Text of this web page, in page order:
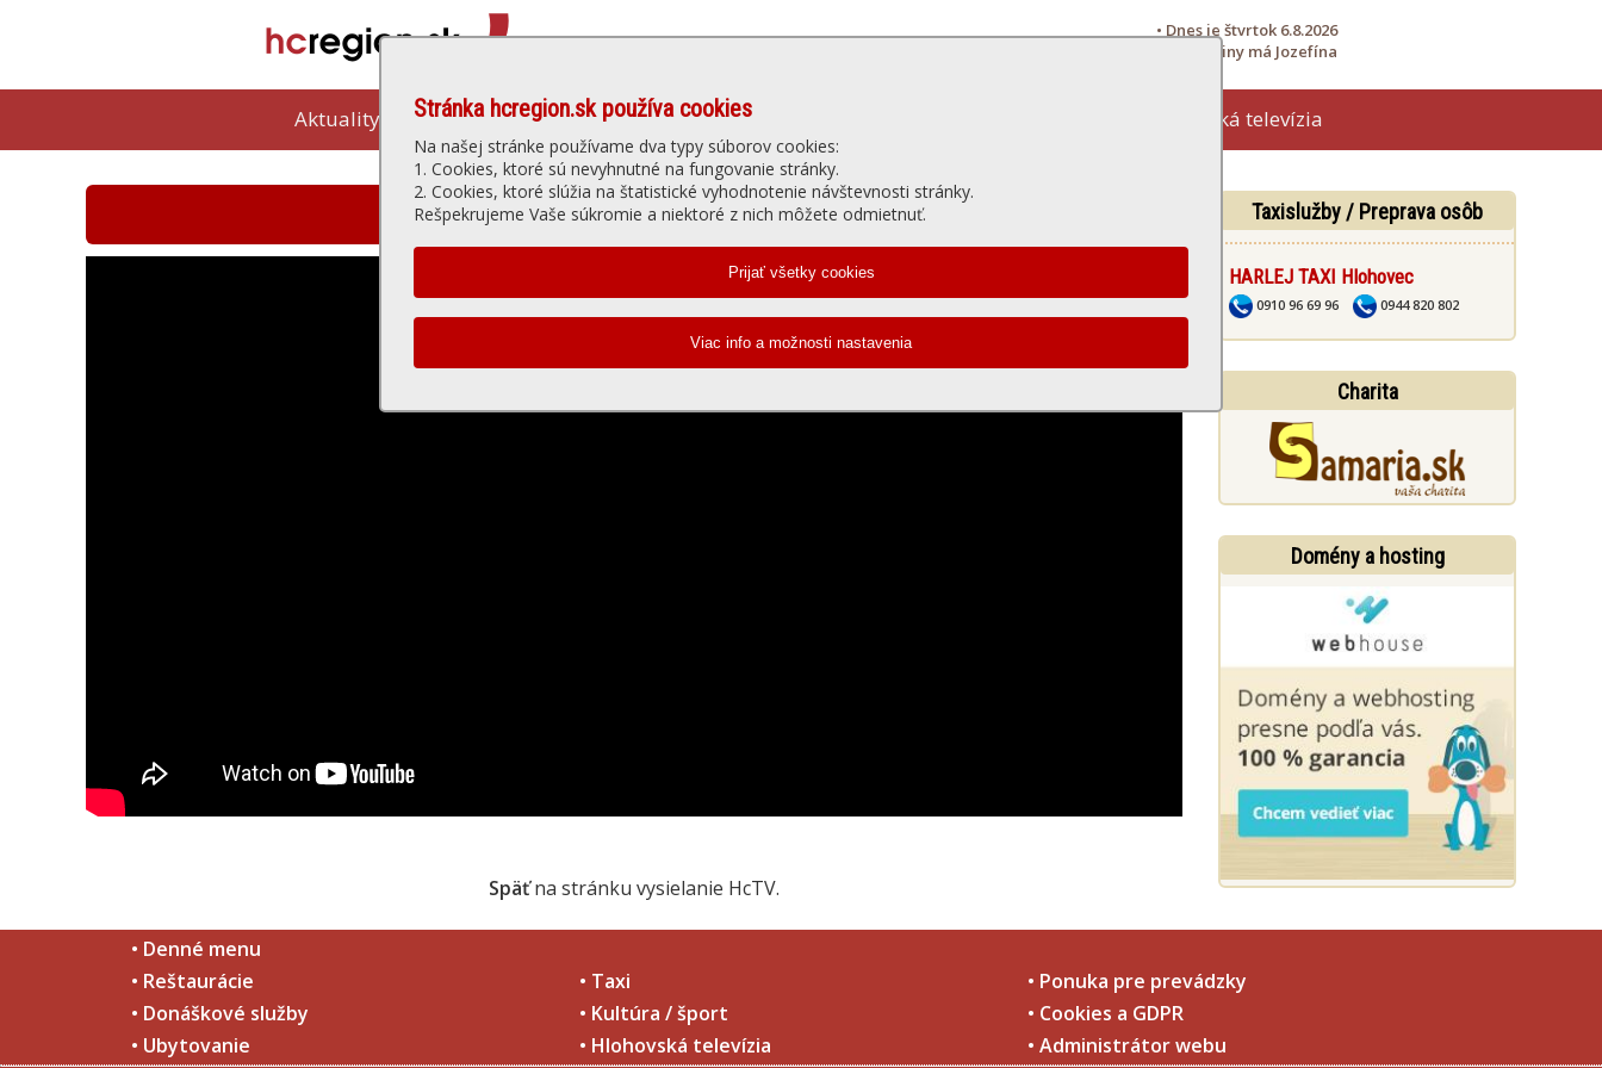
• Dnes je štvrtok 6.8.2026
• Meniny má Jozefína
Aktuality Kam vybehnúť Denné menu Hlohovská televízia
Stránka hcregion.sk používa cookies
Na našej stránke používame dva typy súborov cookies:
1. Cookies, ktoré sú nevyhnutné na fungovanie stránky.
2. Cookies, ktoré slúžia na štatistické vyhodnotenie návštevnosti stránky.
Rešpekrujeme Vaše súkromie a niektoré z nich môžete odmietnuť.
Hlohovská televízia - prehrávanie videa
Späťna stránku vysielanie HcTV.
Taxislužby / Preprava osôb
HARLEJ TAXI Hlohovec
0910 96 69 96 0944 820 802
Charita
Domény a hosting
• Denné menu
• Reštaurácie
• Donáškové služby
• Ubytovanie
• Taxi
• Kultúra / šport
• Hlohovská televízia
• Ponuka pre prevádzky
• Cookies a GDPR
• Administrátor webu